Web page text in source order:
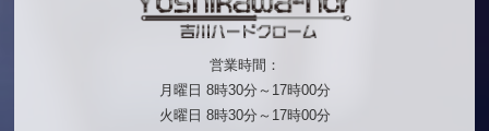
営業時間：
月曜日 8時30分～17時00分
火曜日 8時30分～17時00分